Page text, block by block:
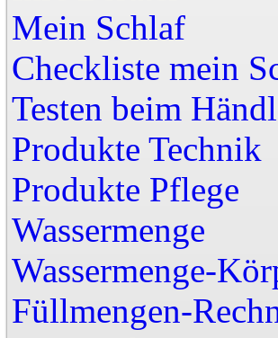
Mein Schlaf
Checkliste mein
Testen beim
Produkte Technik
Produkte Pflege
Wassermenge
Wassermenge-
Füllmengen-